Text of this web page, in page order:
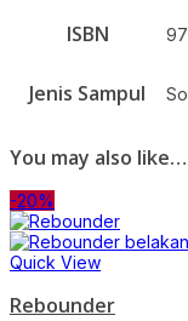
ISBN
Jenis Sampul
You may also like…
-20%
Quick View
Rebounder